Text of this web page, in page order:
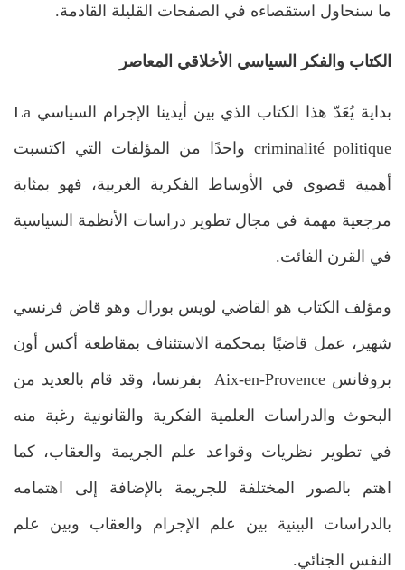
ما سنحاول استقصاءه في الصفحات القليلة القادمة.
الكتاب والفكر السياسي الأخلاقي المعاصر
بداية يُعَدّ هذا الكتاب الذي بين أيدينا الإجرام السياسي La
criminalité politique واحدًا من المؤلفات التي اكتسبت
أهمية قصوى في الأوساط الفكرية الغربية، فهو بمثابة
مرجعية مهمة في مجال تطوير دراسات الأنظمة السياسية
في القرن الفائت.
ومؤلف الكتاب هو القاضي لويس بورال وهو قاض فرنسي
شهير، عمل قاضيًا بمحكمة الاستئناف بمقاطعة أكس أون
بروفانس Aix-en-Provence بفرنسا، وقد قام بالعديد من
البحوث والدراسات العلمية الفكرية والقانونية رغبة منه
في تطوير نظريات وقواعد علم الجريمة والعقاب، كما
اهتم بالصور المختلفة للجريمة بالإضافة إلى اهتمامه
بالدراسات البينية بين علم الإجرام والعقاب وبين علم
النفس الجنائي.